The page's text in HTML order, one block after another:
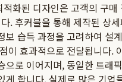
화된 디자인은 고객의 구매
. 후커블을 통해 제작된 상
보 습득 과정을 고려하여 설
이 효과적으로 전달됩니다.
으로 이어지며, 동일한 트래
게 합니다. 실제로 많은 기업